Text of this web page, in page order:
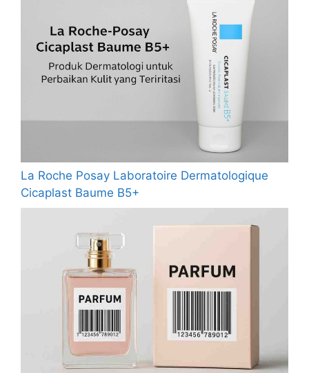
La Roche Posay Laboratoire Dermatologique
Cicaplast Baume B5+